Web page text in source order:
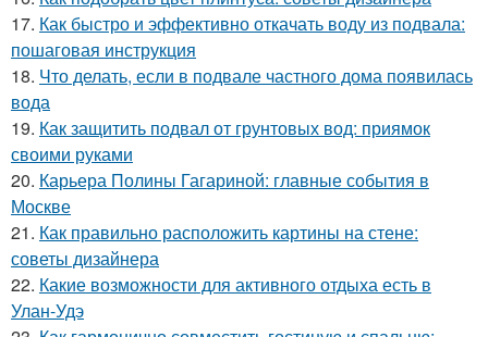
17. Как быстро и эффективно откачать воду из подвала:
пошаговая инструкция
18. Что делать, если в подвале частного дома появилась
вода
19. Как защитить подвал от грунтовых вод: приямок
своими руками
20. Карьера Полины Гагариной: главные события в
Москве
21. Как правильно расположить картины на стене:
советы дизайнера
22. Какие возможности для активного отдыха есть в
Улан-Удэ